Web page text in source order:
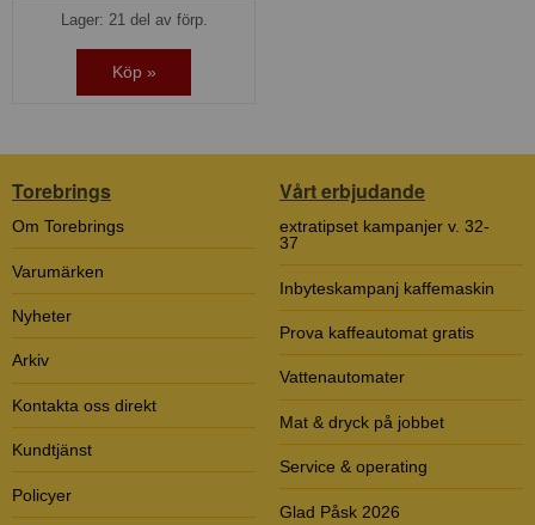
Lager: 21 del av förp.
Köp »
Torebrings
Om Torebrings
Varumärken
Nyheter
Arkiv
Kontakta oss direkt
Kundtjänst
Policyer
Vårt erbjudande
extratipset kampanjer v. 32-
37
Inbyteskampanj kaffemaskin
Prova kaffeautomat gratis
Vattenautomater
Mat & dryck på jobbet
Service & operating
Glad Påsk 2026